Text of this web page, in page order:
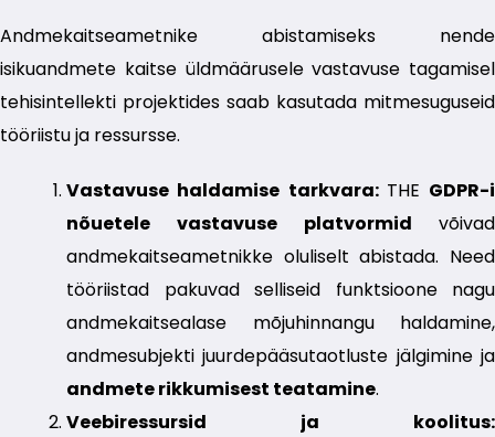
Andmekaitseametnike abistamiseks nende
isikuandmete kaitse üldmäärusele vastavuse tagamisel
tehisintellekti projektides saab kasutada mitmesuguseid
tööriistu ja ressursse.
Vastavuse haldamise tarkvara: THE GDPR-i
nõuetele vastavuse platvormid võivad
andmekaitseametnikke oluliselt abistada. Need
tööriistad pakuvad selliseid funktsioone nagu
andmekaitsealase mõjuhinnangu haldamine,
andmesubjekti juurdepääsutaotluste jälgimine ja
andmete rikkumisest teatamine.
Veebiressursid ja koolitus: